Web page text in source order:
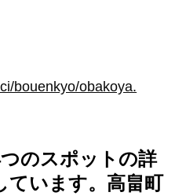
bouenkyo/obakoya.
のスポットの詳
ています。高畠町